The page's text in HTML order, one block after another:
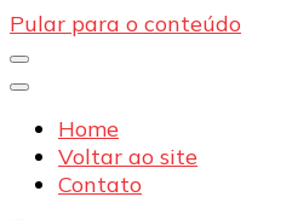
Pular para o conteúdo
Home
Voltar ao site
Contato